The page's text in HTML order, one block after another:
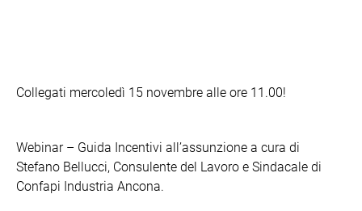
Collegati mercoledì 15 novembre alle ore 11.00!
Webinar – Guida Incentivi all’assunzione a cura di
Stefano Bellucci, Consulente del Lavoro e Sindacale di
Confapi Industria Ancona.